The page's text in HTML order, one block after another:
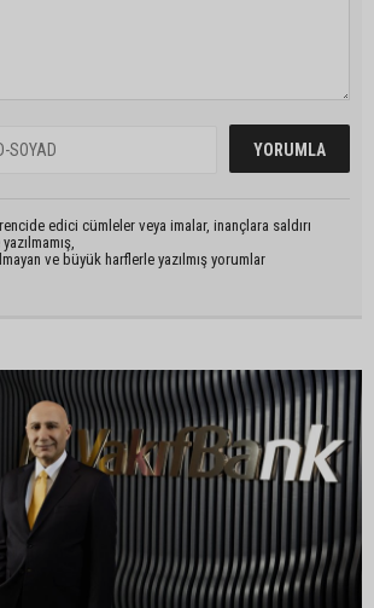
edici cümleler veya imalar, inançlara saldırı
ve büyük harflerle yazılmış yorumlar